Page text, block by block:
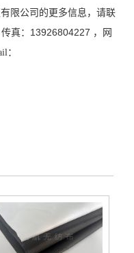
限公司 的更多信息， 请联
真：13926804227 ，
网
：